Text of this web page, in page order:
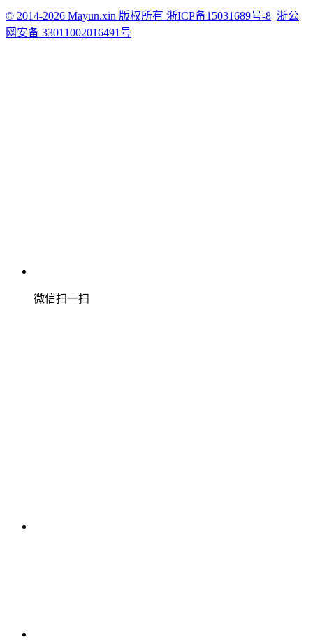
© 2014-2026 Mayun.xin 版权所有 浙ICP备15031689号-8 浙公
网安备 33011002016491号
微信扫一扫